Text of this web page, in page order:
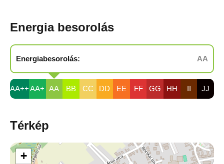
Energia besorolás
Energiabesorolás: AA
AA++AA+ AA BB CC DD EE FF GG HH II JJ
Térkép
+